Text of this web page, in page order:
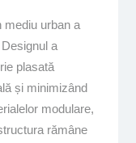
mediu urban a
a
plasată
și minimizând
modulare,
rămâne